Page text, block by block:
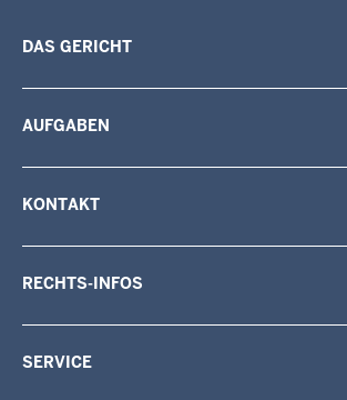
DAS GERICHT
AUFGABEN
KONTAKT
RECHTS-INFOS
SERVICE